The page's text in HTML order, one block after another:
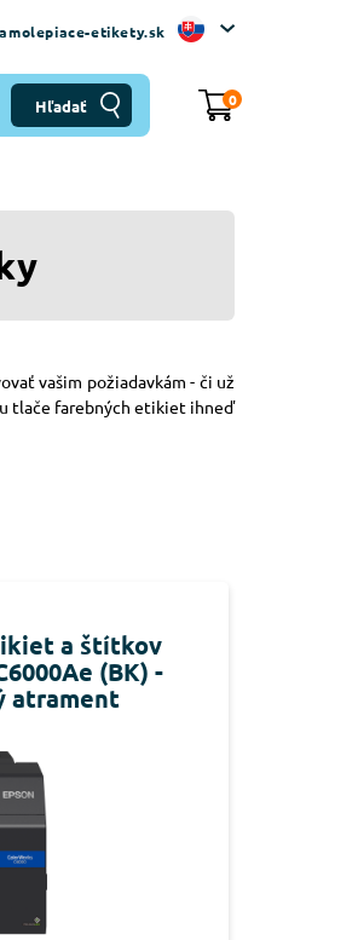
etikety.sk
0
vašim požiadavkám - či už
tlače farebných etikiet ihneď
a štítkov
(BK) -
atrament